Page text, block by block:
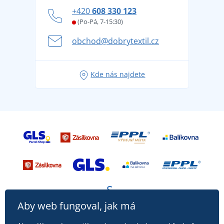
Věrnostní program BONTIS +
Letní dobrodružství začíná balením aneb připravte
se na dovolenou bez starostí
+420608 330 123
(Po-Pá, 7-15:30)
obchod@dobrytextil.cz
Kde nás najdete
Aby web fungoval, jak má